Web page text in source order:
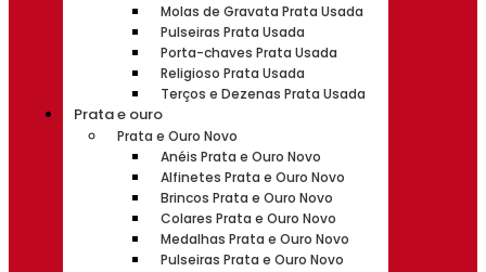
Molas de Gravata Prata Usada
Pulseiras Prata Usada
Porta-chaves Prata Usada
Religioso Prata Usada
Terços e Dezenas Prata Usada
Prata e ouro
Prata e Ouro Novo
Anéis Prata e Ouro Novo
Alfinetes Prata e Ouro Novo
Brincos Prata e Ouro Novo
Colares Prata e Ouro Novo
Medalhas Prata e Ouro Novo
Pulseiras Prata e Ouro Novo